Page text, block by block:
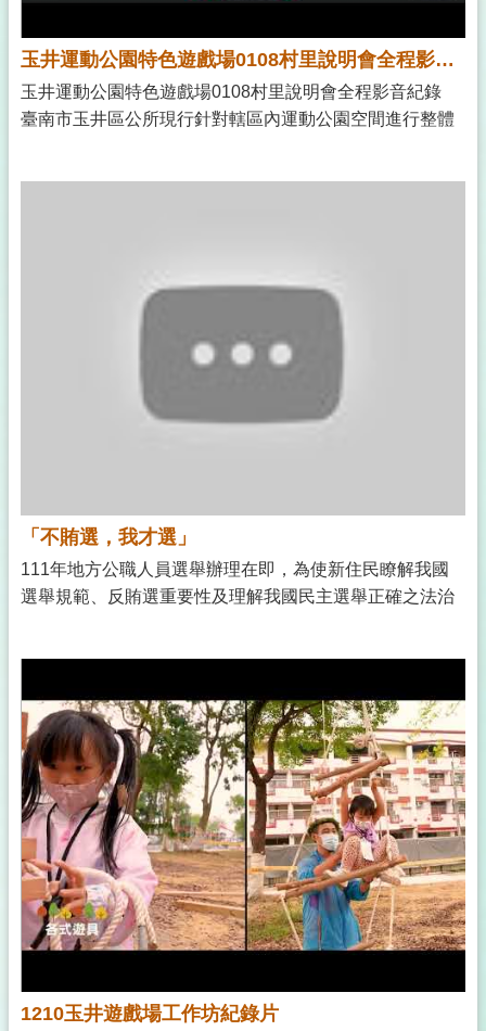
玉井運動公園特色遊戲場0108村里說明會全程影音紀錄
玉井運動公園特色遊戲場0108村里說明會全程影音紀錄
臺南市玉井區公所現行針對轄區內運動公園空間進行整體
值，因此在進入本案初步設計階段前，針對未來遊戲場的
想像願景為主軸，邀請地方居民或者對於遊戲場關注的社
在地意見得到重視，發展出更加符合地方期待，更貼近地
「不賄選，我才選」
111年地方公職人員選舉辦理在即，為使新住民瞭解我國
選舉規範、反賄選重要性及理解我國民主選舉正確之法治
加了解反賄選法治宣導觀念。7國語言動畫短片業公布於本
署全球資訊網／出版品與影音／影片專區／反賄選專區及
本署北區事務大隊臺北市服務站Youtube頻道.
1210玉井遊戲場工作坊紀錄片